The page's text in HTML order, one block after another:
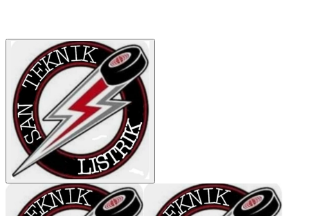
Menu ini berisi navigasi untuk mengakses fitur-fitur di KangPro